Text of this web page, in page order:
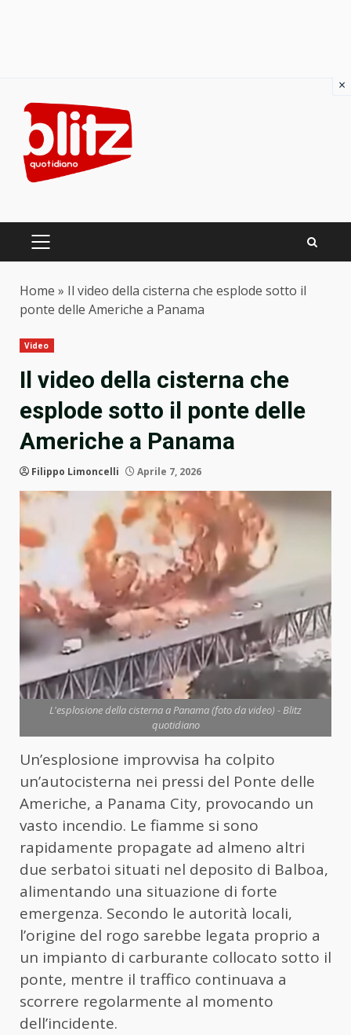
content
PRIMARY
Home » Il video della cisterna che esplode sotto il
ponte delle Americhe a Panama
Video
Il video della cisterna che
esplode sotto il ponte delle
Americhe a Panama
Filippo Limoncelli Aprile 7, 2026
L'esplosione della cisterna a Panama (foto da video) - Blitz
quotidiano
Un’esplosione improvvisa ha colpito
un’autocisterna nei pressi del Ponte delle
Americhe, a Panama City, provocando un
vasto incendio. Le fiamme si sono
rapidamente propagate ad almeno altri
due serbatoi situati nel deposito di Balboa,
alimentando una situazione di forte
emergenza. Secondo le autorità locali,
l’origine del rogo sarebbe legata proprio a
un impianto di carburante collocato sotto il
ponte, mentre il traffico continuava a
scorrere regolarmente al momento
dell’incidente.
×